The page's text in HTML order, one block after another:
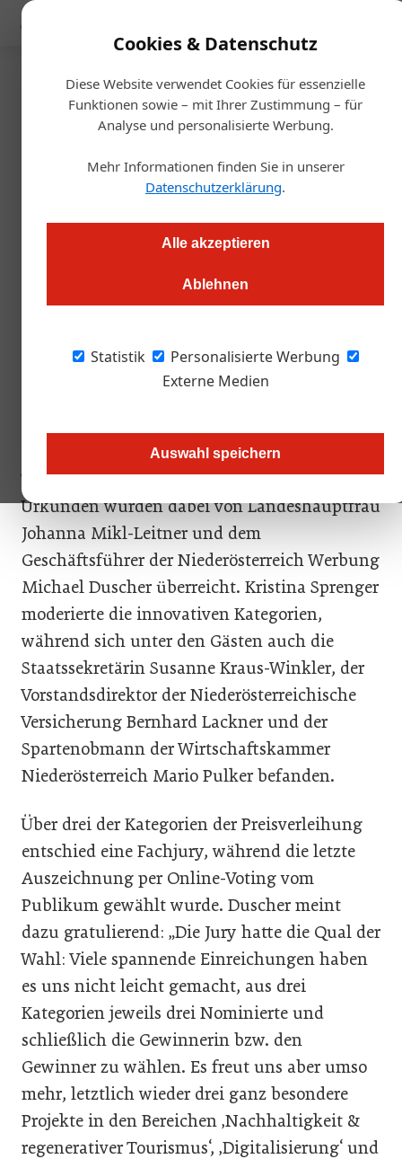
Cookies & Datenschutz
Diese Website verwendet Cookies für essenzielle
Funktionen sowie – mit Ihrer Zustimmung – für
Analyse und personalisierte Werbung.
Mehr Informationen finden Sie in unserer
Datenschutzerklärung.
Alle akzeptieren
Ablehnen
Statistik
Personalisierte Werbung
Externe Medien
Auswahl speichern
Startseite/Gastro & Hotel
Auszeichnung
NÖ: Tourismuspreis 2024
verliehen
26.11.2024, 13:08 Uhr
Das Schloss an der Eisenstraße in Waidhofen an der Ybbs in
diesjährigen NÖ Tourismuspreis. Vier Sieger*innen durften
Lage beim Niederösterreichischen
Tourismuspreis 2024 aus. Die Gewinne und
Urkunden wurden dabei von Landeshauptfrau
Johanna Mikl-Leitner und dem
Geschäftsführer der Niederösterreich Werbung
Michael Duscher überreicht. Kristina Sprenger
moderierte die innovativen Kategorien,
während sich unter den Gästen auch die
Staatssekretärin Susanne Kraus-Winkler, der
Vorstandsdirektor der Niederösterreichische
Versicherung Bernhard Lackner und der
Spartenobmann der Wirtschaftskammer
Niederösterreich Mario Pulker befanden.
Über drei der Kategorien der Preisverleihung
entschied eine Fachjury, während die letzte
Auszeichnung per Online-Voting vom
Publikum gewählt wurde. Duscher meint
dazu gratulierend: „Die Jury hatte die Qual der
Wahl: Viele spannende Einreichungen haben
es uns nicht leicht gemacht, aus drei
Kategorien jeweils drei Nominierte und
schließlich die Gewinnerin bzw. den
Gewinner zu wählen. Es freut uns aber umso
mehr, letztlich wieder drei ganz besondere
Projekte in den Bereichen ‚Nachhaltigkeit &
regenerativer Tourismus‘, ‚Digitalisierung‘ und